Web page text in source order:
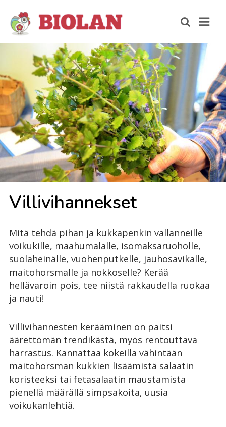
Vil­li­vi­han­nek­set
Mitä tehdä pihan ja kukkapenkin vallanneille
voikukille, maahumalalle, isomaksaruoholle,
suolaheinälle, vuohenputkelle, jauhosavikalle,
maitohorsmalle ja nokkoselle? Kerää
hellävaroin pois, tee niistä rakkaudella ruokaa
ja nauti!
Villivihannesten kerääminen on paitsi
äärettömän trendikästä, myös rentouttava
harrastus. Kannattaa kokeilla vähintään
maitohorsman kukkien lisäämistä salaatin
koristeeksi tai fetasalaatin maustamista
pienellä määrällä simpsakoita, uusia
voikukanlehtiä.